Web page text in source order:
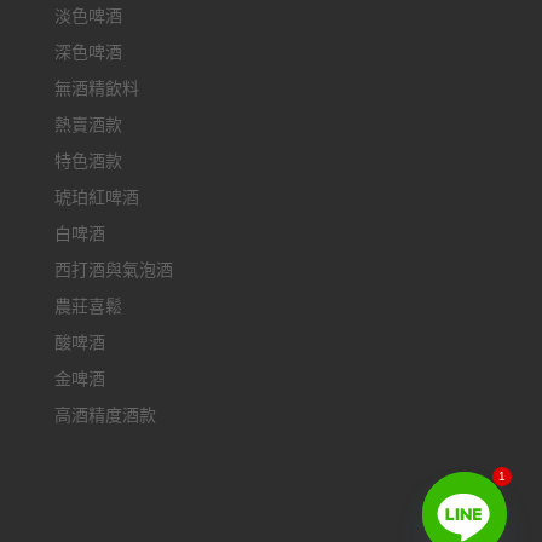
淡色啤酒
深色啤酒
無酒精飲料
熱賣酒款
特色酒款
琥珀紅啤酒
白啤酒
西打酒與氣泡酒
農莊喜鬆
酸啤酒
金啤酒
高酒精度酒款
1